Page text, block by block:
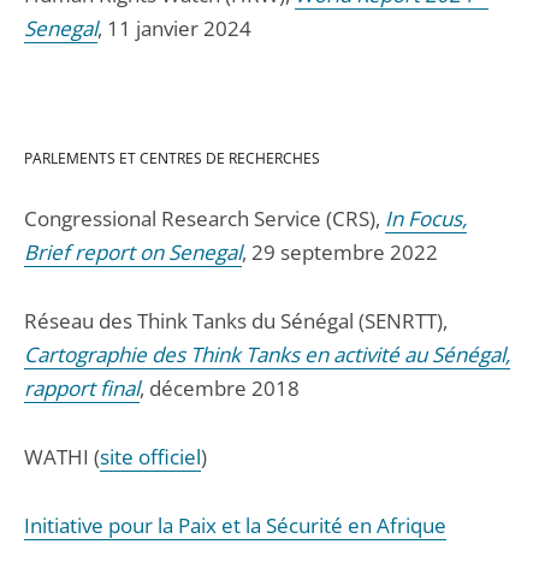
Senegal, 11 janvier 2024
PARLEMENTS ET CENTRES DE RECHERCHES
Congressional Research Service (CRS), In Focus,
Brief report on Senegal, 29 septembre 2022
Réseau des Think Tanks du Sénégal (SENRTT),
Cartographie des Think Tanks en activité au Sénégal,
rapport final, décembre 2018
WATHI (site officiel)
Initiative pour la Paix et la Sécurité en Afrique